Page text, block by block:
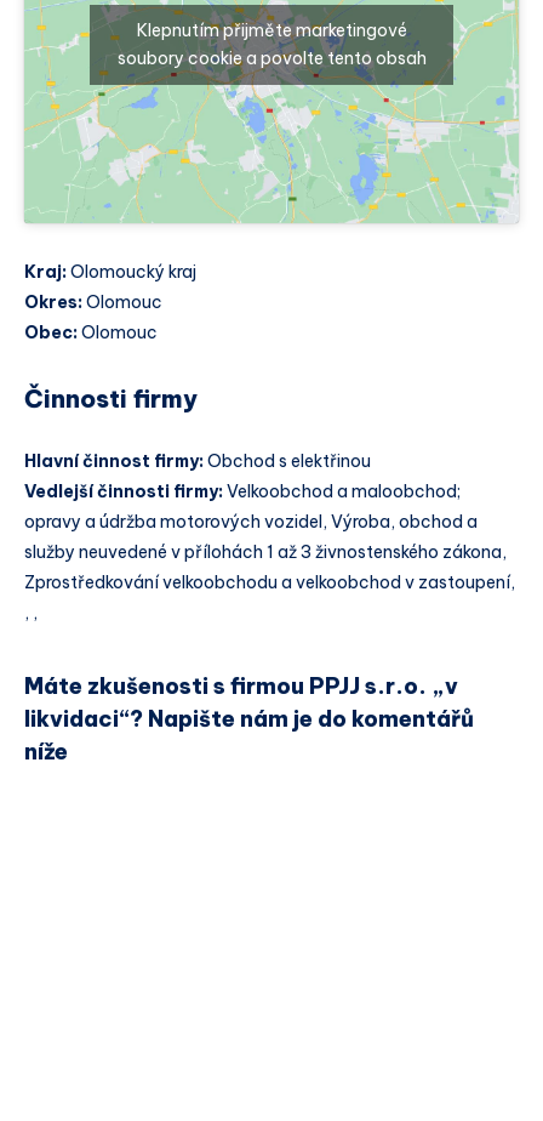
Klepnutím přijměte marketingové
soubory cookie a povolte tento obsah
Kraj:Olomoucký kraj
Okres:Olomouc
Obec:Olomouc
Činnosti firmy
Hlavní činnost firmy:Obchod s elektřinou
Vedlejší činnosti firmy:Velkoobchod a maloobchod;
opravy a údržba motorových vozidel, Výroba, obchod a
služby neuvedené v přílohách 1 až 3 živnostenského zákona,
Zprostředkování velkoobchodu a velkoobchod v zastoupení,
, ,
Máte zkušenosti s firmou PPJJ s.r.o. „v
likvidaci“? Napište nám je do komentářů
níže